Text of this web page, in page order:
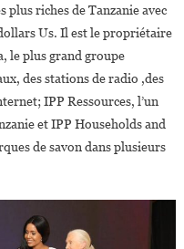
plus riches de Tanzanie avec
Us. Il est le propriétaire
le plus grand groupe
des stations de radio ,des
IPP Ressources, l’un
et IPP Households and
de savon dans plusieurs